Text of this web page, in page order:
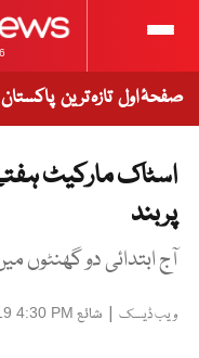
صفحۂ اول تازہ ترین پاکستان
پر بند
آج ابتدائی دو گھنٹوں
ویب ڈیسک | شائع 4:30 PM